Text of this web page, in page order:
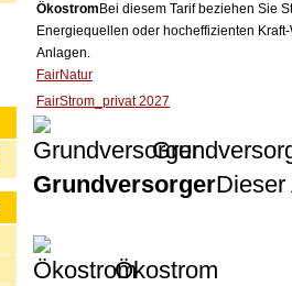
Ökostrom Bei diesem Tarif beziehen Sie
Energiequellen oder hocheffizienten
Anlagen.
FairNatur
FairStrom_privat 2027
GrundversorgerDieser
Ökostrom